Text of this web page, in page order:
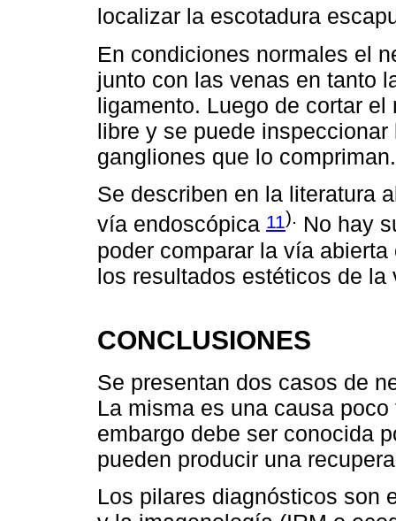
localizar la escotadura
En condiciones normales el
junto con las venas en tanto
ligamento. Luego de cortar
libre y se puede
gangliones que lo compriman.
Se describen en la literatura
vía endoscópica 11). No hay
poder comparar la vía
los resultados estéticos de
CONCLUSIONES
Se presentan dos casos de
La misma es una causa
embargo debe ser conocida
pueden producir una
Los pilares diagnósticos son